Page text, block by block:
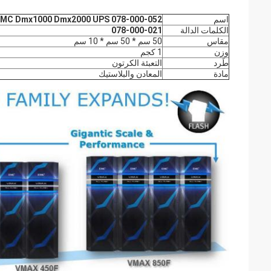
اسم
Dmx1000 Dmx2000 UPS 078-000-052
الكلمات الدالة
078-000-021
مقاس
50 سم * 50 سم * 10 سم
وزن
1 كجم
طَرد
التعبئة الكرتون
مادة
المعادن والبلاستيك